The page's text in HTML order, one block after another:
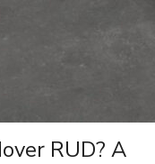
RUD? A